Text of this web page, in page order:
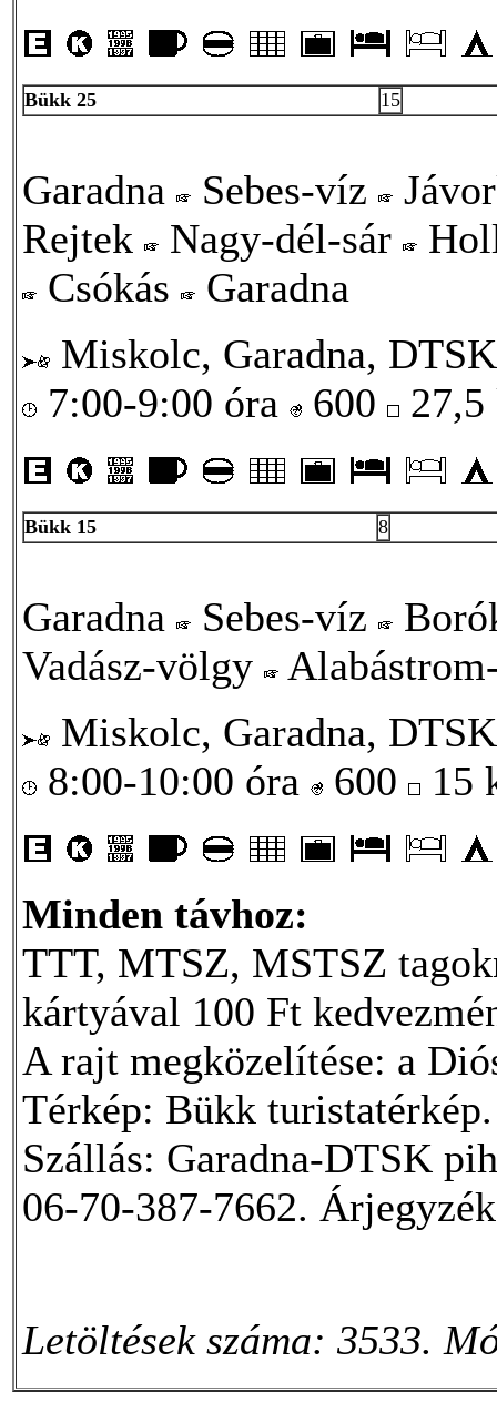
Bükk 25 15
Garadna Sebes-víz
Rejtek
Nagy-dél-sár
Csókás
Garadna
Miskolc, Garadna,
7:00-9:00 óra
600
Bükk 15 8
Garadna Sebes-víz
Vadász-völgy
Miskolc, Garadna,
8:00-10:00 óra
600 15
Minden távhoz:
TTT, MTSZ, MSTSZ
kártyával 100 Ft
A rajt megközelítése: a
Térkép: Bükk turistatérkép.
Szállás: Garadna-DTSK
06-70-387-7662.
Letöltések száma: 3533.